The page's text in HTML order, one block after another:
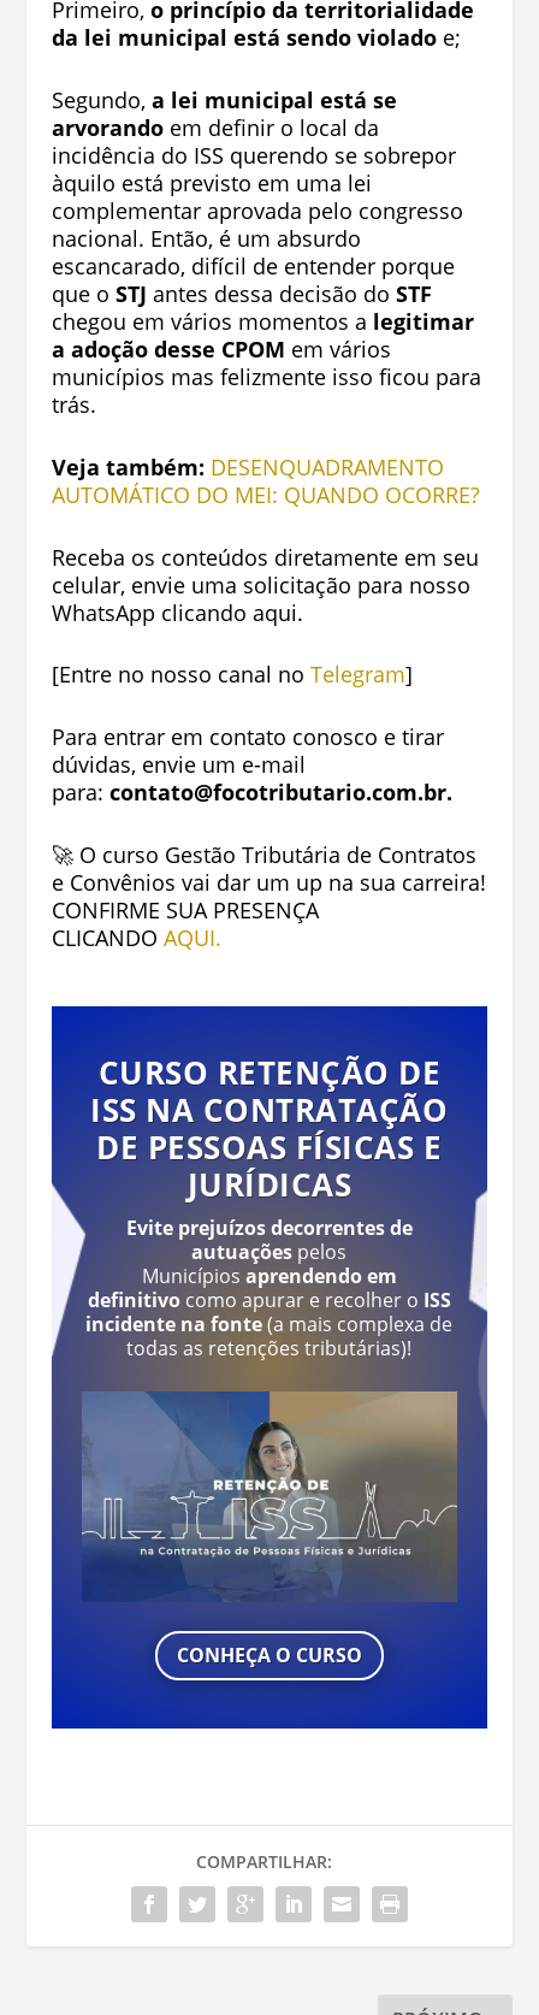
Primeiro, o princípio da territorialidade
da lei municipal está sendo violadoe;
Segundo, a lei municipal está se
arvorandoem definir o local da
incidência do ISS querendo se sobrepor
àquilo está previsto em uma lei
complementar aprovada pelo congresso
nacional. Então, é um absurdo
escancarado, difícil de entender porque
que o STJ antes dessa decisão do STF
chegou em vários momentos a legitimar
a adoção desse CPOM em vários
municípios mas felizmente isso ficou para
trás.
Veja também: DESENQUADRAMENTO
AUTOMÁTICO DO MEI: QUANDO OCORRE?
Receba os conteúdos diretamente em seu
celular, envie uma solicitação para nosso
WhatsApp clicando aqui.
[Entre no nosso canal no Telegram]
Para entrar em contato conosco e tirar
dúvidas, envie um e-mail
para: contato@focotributario.com.br.
🚀 O curso Gestão Tributária de Contratos
e Convênios vai dar um up na sua carreira!
CONFIRME SUA PRESENÇA
CLICANDO AQUI.
CURSO RETENÇÃO DE
ISS NA CONTRATAÇÃO
DE PESSOAS FÍSICAS E
JURÍDICAS
Evite prejuízos decorrentes de
autuações pelos
Municípios aprendendo em
definitivocomo apurar e recolher o ISS
incidente na fonte(a mais complexa de
todas as retenções tributárias)!
CONHEÇA O CURSO
COMPARTILHAR: